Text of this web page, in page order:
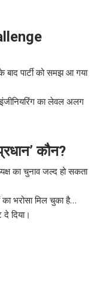
बाद पार्टी को समझ आ गया
इंजीनियरिंग का लेवल अलग
कौन?
का चुनाव जल्द हो सकता
का भरोसा मिल चुका है…
दिया।